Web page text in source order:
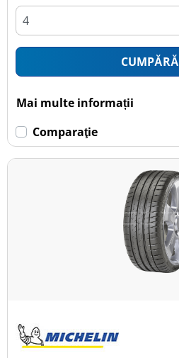
CUMPĂRĂ
Mai multe informații
Comparaţie